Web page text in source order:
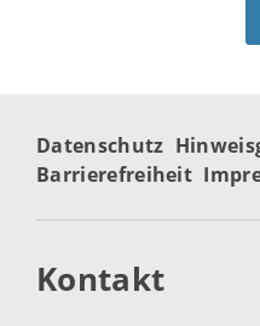
Datenschutz
Barrierefreiheit
Kontakt